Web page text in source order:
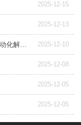
2025-12-15
2025-12-13
2025-12-10
2025-12-08
2025-12-05
2025-12-05